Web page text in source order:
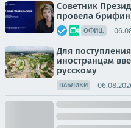
Советник
провела
ОФИЦ.
Для
иностранцам
русскому
ПАБЛИКИ